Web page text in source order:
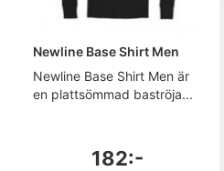
Newline Base Shirt Men
Newline Base Shirt Men är
en plattsömmad baströja...
182:-